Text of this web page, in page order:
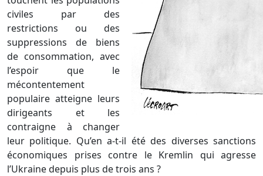
civiles par des
restrictions ou des
suppressions de biens
de consommation, avec
l’espoir que le
mécontentement
populaire atteigne leurs
dirigeants et les
contraigne à changer
leur politique. Qu’en a-t-il été des diverses sanctions
économiques prises contre le Kremlin qui agresse
l’Ukraine depuis plus de trois ans ?